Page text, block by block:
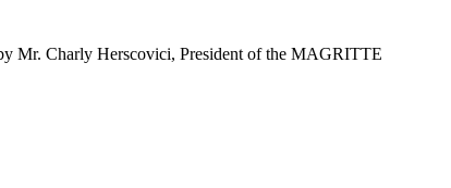
Mr. Charly Herscovici, President of the MAGRITTE